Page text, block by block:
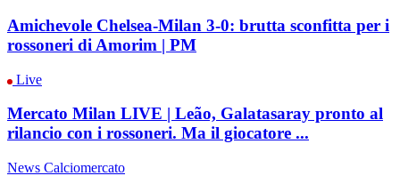
Amichevole Chelsea-Milan 3-0: brutta sconfitta per i
rossoneri di Amorim | PM
Live
Mercato Milan LIVE | Leão, Galatasaray pronto al
rilancio con i rossoneri. Ma il giocatore ...
News Calciomercato